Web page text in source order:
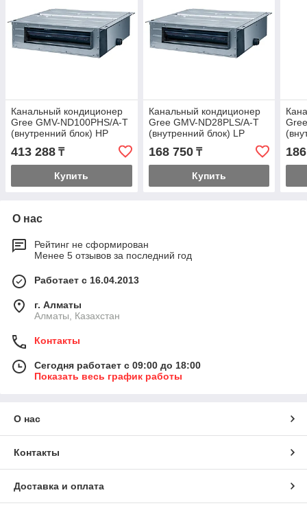
Канальный кондиционер
Gree GMV-ND100PHS/A-T
(внутренний блок) HP
413 288 ₸
Купить
Канальный кондиционер
Gree GMV-ND28PLS/A-T
(внутренний блок) LP
168 750₸
Купить
О нас
Рейтинг не сформирован
Менее 5 отзывов за последний год
Работает с 16.04.2013
г. Алматы
Алматы, Казахстан
Контакты
Сегодня работает с 09:00 до 18:00
Показать весь график работы
О нас
Контакты
Доставка и оплата